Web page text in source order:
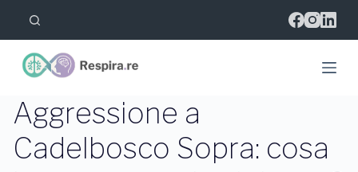
l
c
n
t
Aggressione a
Cadelbosco Sopra: cosa